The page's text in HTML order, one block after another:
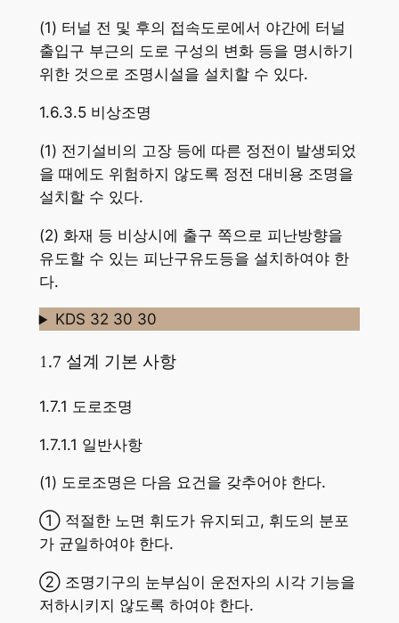
(1) 터널 전 및 후의 접속도로에서 야간에 터널
출입구 부근의 도로 구성의 변화 등을 명시하기
위한 것으로 조명시설을 설치할 수 있다.
1.6.3.5 비상조명
(1) 전기설비의 고장 등에 따른 정전이 발생되었
을 때에도 위험하지 않도록 정전 대비용 조명을
설치할 수 있다.
(2) 화재 등 비상시에 출구 쪽으로 피난방향을
유도할 수 있는 피난구유도등을 설치하여야 한
다.
KDS 32 30 30
1.7 설계 기본 사항
1.7.1 도로조명
1.7.1.1 일반사항
(1) 도로조명은 다음 요건을 갖추어야 한다.
① 적절한 노면 휘도가 유지되고, 휘도의 분포
가 균일하여야 한다.
② 조명기구의 눈부심이 운전자의 시각 기능을
저하시키지 않도록 하여야 한다.